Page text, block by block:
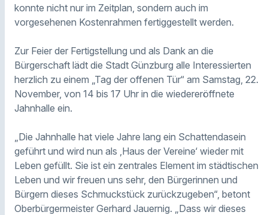
konnte nicht nur im Zeitplan, sondern auch im
vorgesehenen Kostenrahmen fertiggestellt werden.
Zur Feier der Fertigstellung und als Dank an die
Bürgerschaft lädt die Stadt Günzburg alle Interessierten
herzlich zu einem „Tag der offenen Tür“ am Samstag, 22.
November, von 14 bis 17 Uhr in die wiedereröffnete
Jahnhalle ein.
„Die Jahnhalle hat viele Jahre lang ein Schattendasein
geführt und wird nun als ‚Haus der Vereine‘ wieder mit
Leben gefüllt. Sie ist ein zentrales Element im städtischen
Leben und wir freuen uns sehr, den Bürgerinnen und
Bürgern dieses Schmuckstück zurückzugeben“, betont
Oberbürgermeister Gerhard Jauernig. „Dass wir dieses